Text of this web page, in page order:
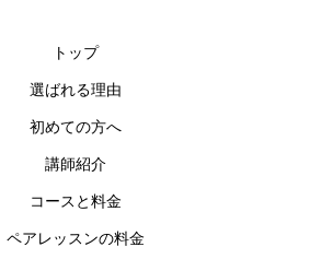
トップ
選ばれる理由
初めての方へ
講師紹介
コースと料金
ペアレッスンの料金